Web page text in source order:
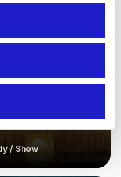
/ Show